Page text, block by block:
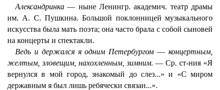
Александринка — ныне Ленингр. академич. театр драмы
им. А. С. Пушкина. Большой поклонницей музыкального
искусства была мать поэта; она часто брала с собой сыновей
на концерты и спектакли.
Ведь и держался я одним Петербургом—концертным,
желтым, зловещим, нахохленным, зимним. — Ср. ст-ния «Я
вернулся в мой город, знакомый до слез...» и «С миром
державным я был лишь ребячески связан...».